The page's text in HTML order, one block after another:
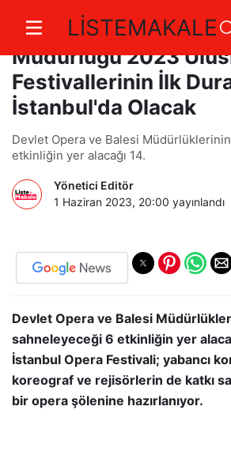
LİSTEMAKALE
Devlet Opera ve
Müdürlüğü 2023
Festivallerinin İlk
İstanbul'da Olacak
Devlet Opera ve Balesi
etkinliğin yer alacağı 14.
Yönetici Editör
1 Haziran 2023, 20:00 yayınlandı
Devlet Opera ve Balesi
sahneleyeceği 6 etkinliğin yer
İstanbul Opera Festivali; yabancı
koreograf ve rejisörlerin de katkı
bir opera şölenine hazırlanıyor.